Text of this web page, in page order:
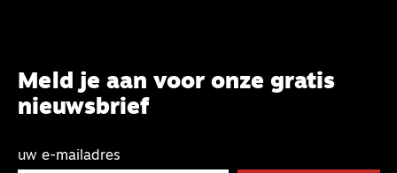
Meld je aan voor onze gratis
nieuwsbrief
uw e-mailadres